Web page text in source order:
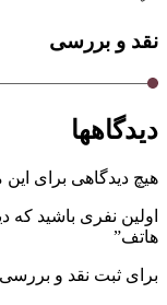
نقد و بررسی
دیدگاهها
هیچ دیدگاهی برای
اولین نفری باشید که
هاتف”
برای ثبت نقد و بررسی